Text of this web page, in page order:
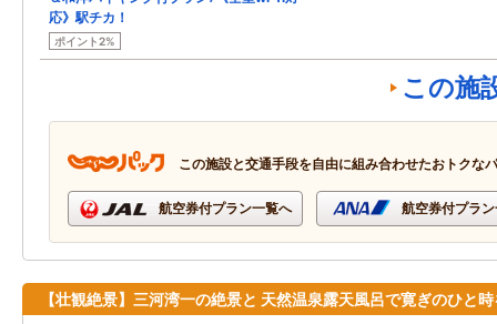
応》駅チカ！
ポイント2%
この施
この施設と交通手段を自由に組み合わせたおトクな
航空券付プラン一覧へ 航空券付プラ
【壮観絶景】三河湾一の絶景と 天然温泉露天風呂で寛ぎのひと